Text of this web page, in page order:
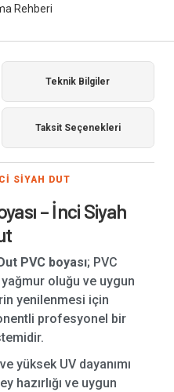
Rehberi
Teknik Bilgiler
Taksit Seçenekleri
SİYAH DUT
– İnci Siyah
PVC boyası; PVC
oluğu ve uygun
yenilenmesi için
profesyonel bir
yüksek UV dayanımı
hazırlığı ve uygun